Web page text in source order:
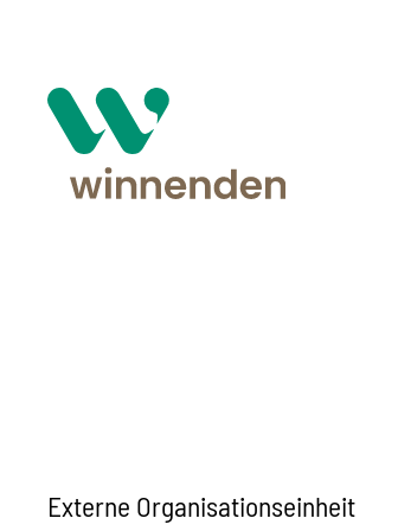
Externe Organisationseinheit